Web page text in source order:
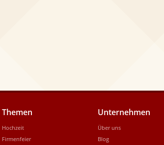
Themen
Hochzeit
Firmenfeier
Unternehmen
Über uns
Blog